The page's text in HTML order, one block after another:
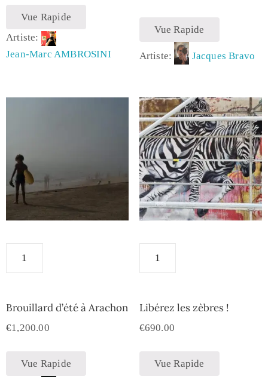
Vue Rapide
Artiste:
Jean-Marc AMBROSINI
Vue Rapide
Artiste: Jacques Bravo
Brouillard d’été à Arachon
€1,200.00
Vue Rapide
Libérez les zèbres !
€690.00
Vue Rapide